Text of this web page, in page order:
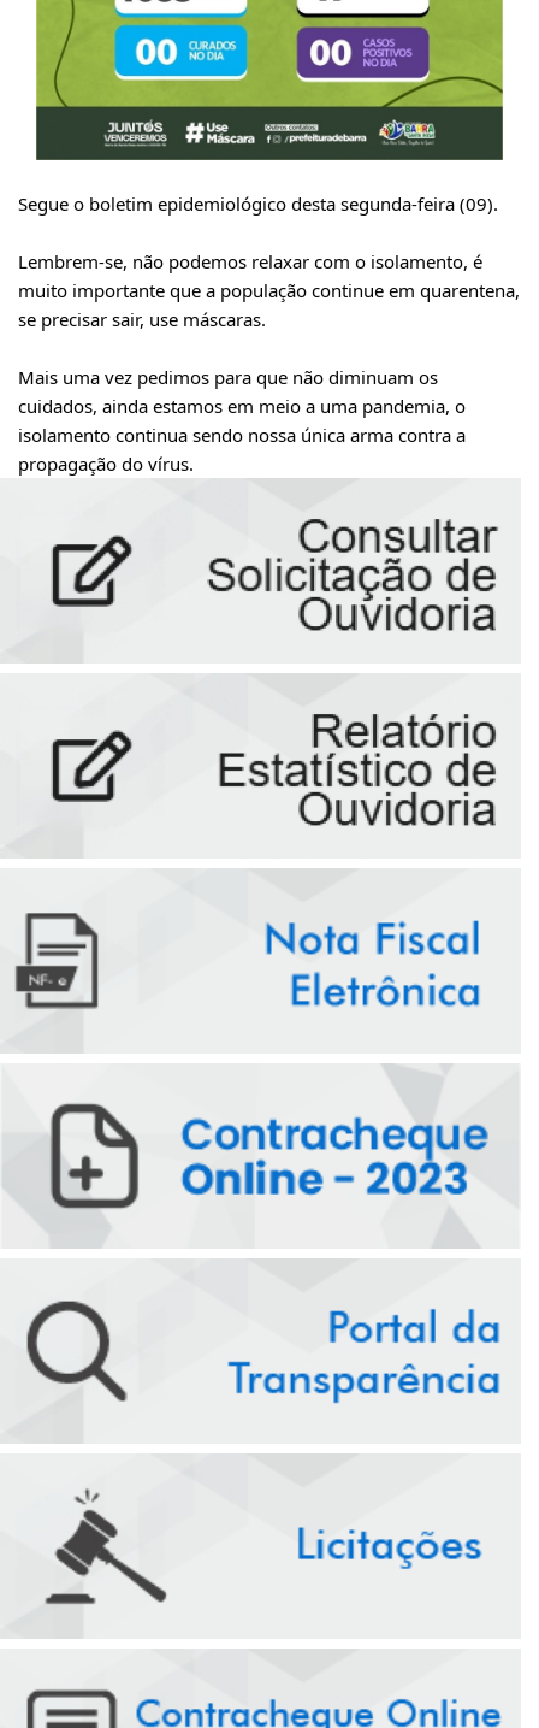
Segue o boletim epidemiológico desta segunda-feira (09).⠀
Lembrem-se, não podemos relaxar com o isolamento, é
muito importante que a população continue em quarentena,
se precisar sair, use máscaras.⠀
Mais uma vez pedimos para que não diminuam os
cuidados, ainda estamos em meio a uma pandemia, o
isolamento continua sendo nossa única arma contra a
propagação do vírus.